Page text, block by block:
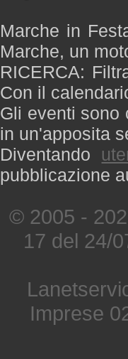
Marche in
Marche, un
RICERCA:
Con il
Gli eventi sono
in un'apposita
Diventando
pubblicazione
© 2005 -
17 del 24/
Imprese